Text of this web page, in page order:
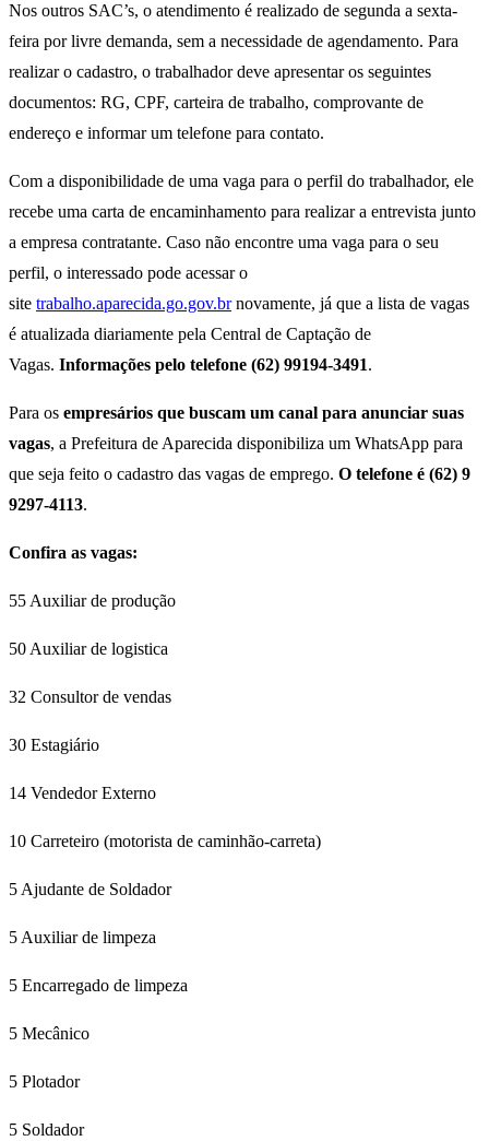
Nos outros SAC’s, o atendimento é realizado de segunda a sexta-
feira por livre demanda, sem a necessidade de agendamento. Para
realizar o cadastro, o trabalhador deve apresentar os seguintes
documentos: RG, CPF, carteira de trabalho, comprovante de
endereço e informar um telefone para contato.
Com a disponibilidade de uma vaga para o perfil do trabalhador, ele
recebe uma carta de encaminhamento para realizar a entrevista junto
a empresa contratante. Caso não encontre uma vaga para o seu
perfil, o interessado pode acessar o
site trabalho.aparecida.go.gov.brnovamente, já que a lista de vagas
é atualizada diariamente pela Central de Captação de
Vagas. Informações pelo telefone (62) 99194-3491.
Para os empresários que buscam um canal para anunciar suas
vagas, a Prefeitura de Aparecida disponibiliza um WhatsApp para
que seja feito o cadastro das vagas de emprego. O telefone é (62) 9
9297-4113.
Confira as vagas:
55 Auxiliar de produção
50 Auxiliar de logistica
32 Consultor de vendas
30 Estagiário
14 Vendedor Externo
10 Carreteiro (motorista de caminhão-carreta)
5 Ajudante de Soldador
5 Auxiliar de limpeza
5 Encarregado de limpeza
5 Mecânico
5 Plotador
5 Soldador